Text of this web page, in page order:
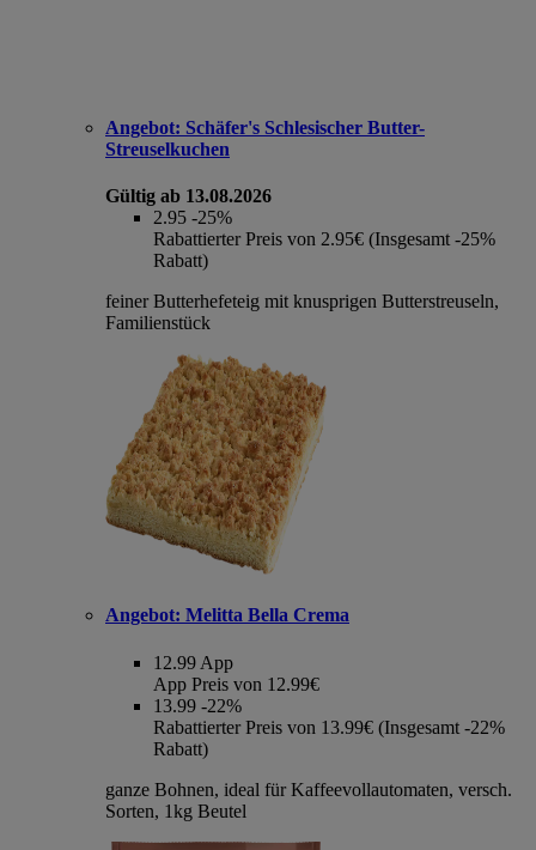
Angebot: Schäfer's Schlesischer Butter-
Streuselkuchen
Gültig ab 13.08.2026
2.95 -25%
Rabattierter Preis von 2.95€ (Insgesamt -25%
Rabatt)
feiner Butterhefeteig mit knusprigen Butterstreuseln,
Familienstück
Angebot: Melitta Bella Crema
12.99 App
App Preis von 12.99€
13.99 -22%
Rabattierter Preis von 13.99€ (Insgesamt -22%
Rabatt)
ganze Bohnen, ideal für Kaffeevollautomaten, versch.
Sorten, 1kg Beutel